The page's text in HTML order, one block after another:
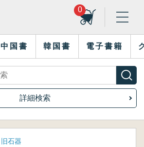
0
中国書 韓国書 電子書籍
詳細検索
旧石器